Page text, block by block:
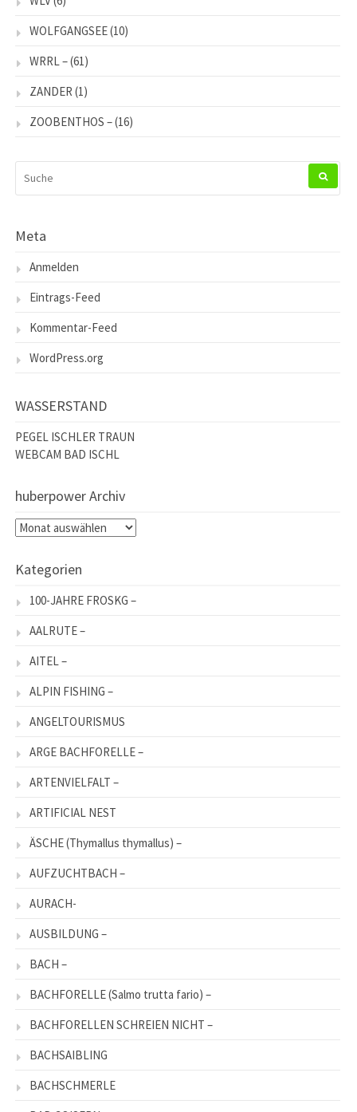
WOLFGANGSEE(10)
WRRL –(61)
ZANDER (1)
ZOOBENTHOS –(16)
NACH:
Meta
Anmelden
Eintrags-Feed
Kommentar-Feed
WordPress.org
WASSERSTAND
PEGEL ISCHLER TRAUN
WEBCAM BAD ISCHL
huberpower Archiv
huberpower
Kategorien
100-JAHRE FROSKG –
AALRUTE –
AITEL –
ALPIN FISHING –
ANGELTOURISMUS
ARGE BACHFORELLE –
ARTENVIELFALT –
ARTIFICIAL NEST
ÄSCHE (Thymallus thymallus) –
AUFZUCHTBACH –
AURACH-
AUSBILDUNG –
BACH –
BACHFORELLE (Salmo trutta fario) –
BACHFORELLEN SCHREIEN NICHT –
BACHSAIBLING
BACHSCHMERLE